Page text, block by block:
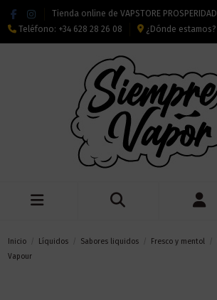
Tienda online de VAPSTORE PROSPERIDAD
Teléfono: +34 628 28 26 08 ¿Dónde estamos?
Inicio Líquidos Sabores liquidos Fresco y mentol
Vapour